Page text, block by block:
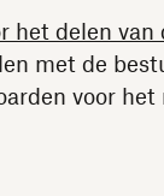
het delen van
met de
voor